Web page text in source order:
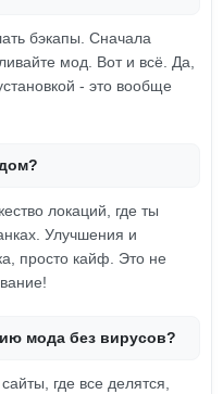
бэкапы. Сначала
мод. Вот и всё. Да,
- это вообще
локаций, где ты
Улучшения и
просто кайф. Это не
мода без вирусов?
где все делятся,